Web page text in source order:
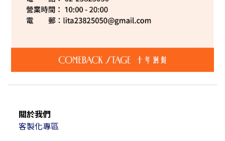
關於我們
客製化專區